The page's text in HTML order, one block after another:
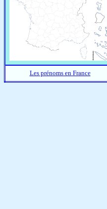
Les prénoms en France